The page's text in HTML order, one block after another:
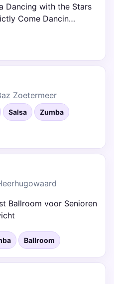
Dancing with the Stars
Come Dancin…
Zoetermeer
Salsa Zumba
Ballroom voor Senioren
Ballroom